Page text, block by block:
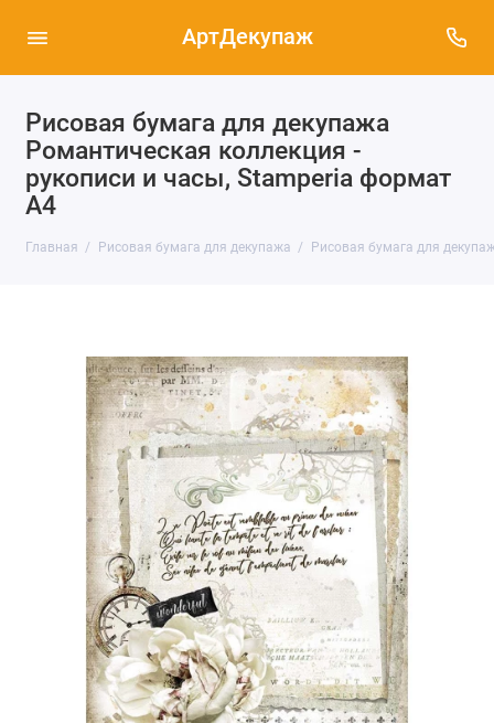
АртДекупаж
Рисовая бумага для декупажа
Романтическая коллекция -
рукописи и часы, Stamperia формат
А4
Главная Рисовая бумага для декупажа Рисовая бумага для